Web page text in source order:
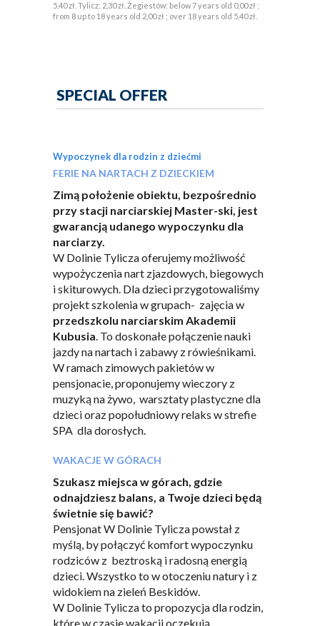
5,40 zł. Tylicz: 2,30 zł. Żegiestów: below 7 years old 0,00 zł ;
from 8 up to 18 years old 2,00 zł ; over 18 years old 5,40 zł.
SPECIAL OFFER
Wypoczynek dla rodzin z dziećmi
FERIE NA NARTACH Z DZIECKIEM
Zimą położenie obiektu, bezpośrednio
przy stacji narciarskiej Master-ski, jest
gwarancją udanego wypoczynku dla
narciarzy.
W Dolinie Tylicza oferujemy możliwość
wypożyczenia nart zjazdowych, biegowych
i skiturowych. Dla dzieci przygotowaliśmy
projekt szkolenia w grupach- zajęcia w
przedszkolu narciarskim Akademii
Kubusia. To doskonałe połączenie nauki
jazdy na nartach i zabawy z rówieśnikami.
W ramach zimowych pakietów w
pensjonacie, proponujemy wieczory z
muzyką na żywo, warsztaty plastyczne dla
dzieci oraz popołudniowy relaks w strefie
SPA dla dorosłych.
WAKACJE W GÓRACH
Szukasz miejsca w górach, gdzie
odnajdziesz balans, a Twoje dzieci będą
świetnie się bawić?
Pensjonat W Dolinie Tylicza powstał z
myślą, by połączyć komfort wypoczynku
rodziców z beztroską i radosną energią
dzieci. Wszystko to w otoczeniu natury i z
widokiem na zieleń Beskidów.
W Dolinie Tylicza to propozycja dla rodzin,
które w czasie wakacji oczekują